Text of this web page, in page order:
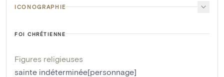
ICONOGRAPHIE
FOI CHRÉTIENNE
Figures religieuses
sainte indéterminée[personnage]